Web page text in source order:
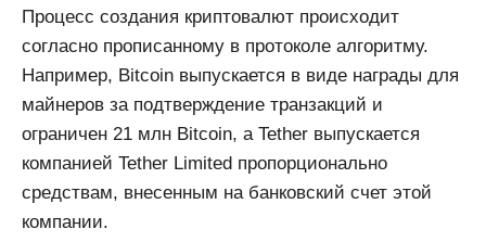
Процесс создания криптовалют происходит
согласно прописанному в протоколе алгоритму.
Например, Bitcoin выпускается в виде награды для
майнеров за подтверждение транзакций и
ограничен 21 млн Bitcoin, а Tether выпускается
компанией Tether Limited пропорционально
средствам, внесенным на банковский счет этой
компании.